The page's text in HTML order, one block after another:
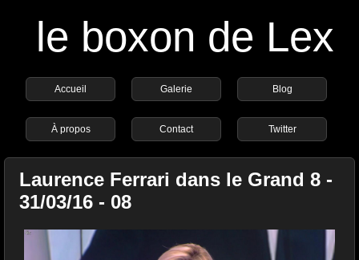
le boxon de Lex
Accueil Galerie Blog
À propos Contact Twitter
Laurence Ferrari dans le Grand 8 -
31/03/16 - 08